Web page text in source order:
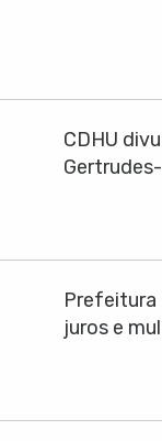
CDHU
Prefeitura
juros e